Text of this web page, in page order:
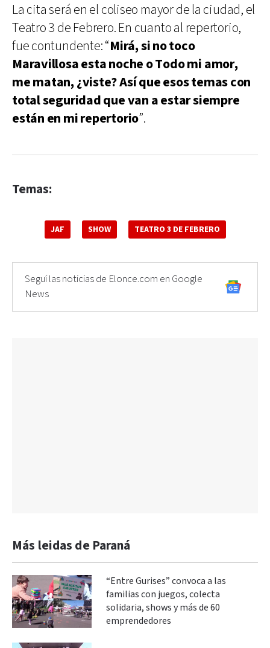
La cita será en el coliseo mayor de la ciudad, el
Teatro 3 de Febrero. En cuanto al repertorio,
fue contundente: “Mirá, si no toco
Maravillosa esta noche o Todo mi amor,
me matan, ¿viste? Así que esos temas con
total seguridad que van a estar siempre
están en mi repertorio”.
Temas:
JAF SHOW TEATRO 3 DE FEBRERO
Seguí las noticias de Elonce.com en Google
News
Más leidas de Paraná
“Entre Gurises” convoca a las
familias con juegos, colecta
solidaria, shows y más de 60
emprendedores